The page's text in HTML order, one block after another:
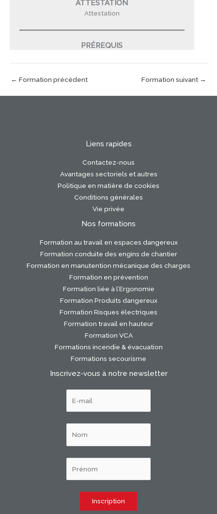
ATTESTATION
Attestation
PRÉREQUIS
← Formation précédent Formation suivant →
Liens rapides
Contactez-nous
Avantages sectoriels et autres
Politique en matière de cookies
Conditions générales
Vie privée
Nos formations
Formation au travail en espaces dangereux
Formation conduite des engins de chantier
Formation en manutention mécanique des charges
Formation en prévention
Formation liée à l’Ergonomie
Formation Produits dangereux
Formation Risques électriques
Formation travail en hauteur
Formation VCA
Formations incendie & évacuation
Formations secourisme
Inscrivez-vous à notre newsletter